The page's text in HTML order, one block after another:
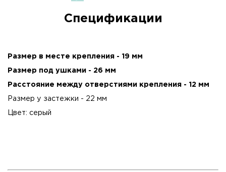
Спецификации
Размер в месте крепления - 19 мм
Размер под ушками - 26 мм
Расстояние между отверстиями крепления - 12 мм
Размер у застежки - 22 мм
Цвет: серый